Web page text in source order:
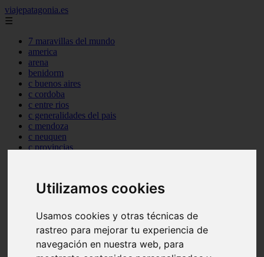
Utilizamos cookies
Usamos cookies y otras técnicas de
rastreo para mejorar tu experiencia de
navegación en nuestra web, para
viajepatagonia.es
☰
7 maravillas del mundo
america
arena
benidorm
c buenos aires
c cordoba
c entre rios
c generalidades del pais
c mendoza
c neuquen
c provincias
c tucuman
carmen
category
destinos
gijon
lanzarote